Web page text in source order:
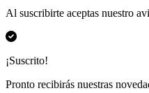
Al suscribirte aceptas nuestro
¡Suscrito!
Pronto recibirás nuestras